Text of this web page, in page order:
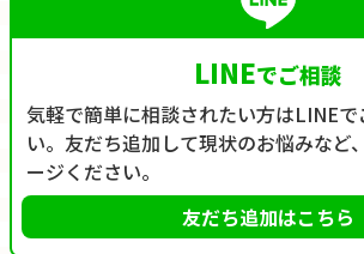
LINEでご相談
気軽で簡単に相談されたい方はLINEで
い。友だち追加して現状のお悩みなど
ージください。
友だち追加はこちら